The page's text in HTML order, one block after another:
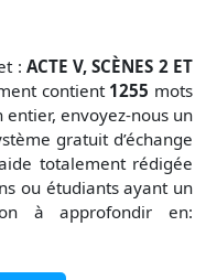
: ACTE V, SCÈNES 2 ET
contient 1255 mots
envoyez-nous un
gratuit d’échange
totalement rédigée
ou étudiants ayant un
à approfondir en: